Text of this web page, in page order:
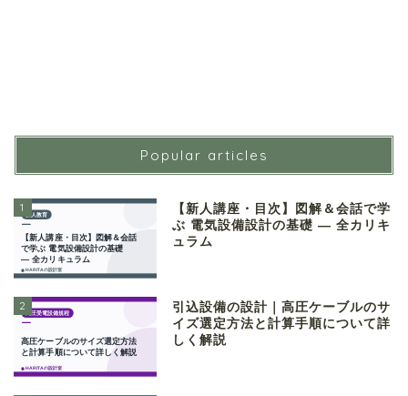
Popular articles
1
【新人講座・目次】図解＆会話で学
ぶ 電気設備設計の基礎 ― 全カリキ
ュラム
2
引込設備の設計｜高圧ケーブルのサ
イズ選定方法と計算手順について詳
しく解説